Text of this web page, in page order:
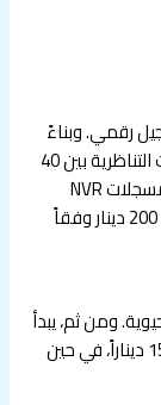
رقمي. وبناءً
عليه، تتراوح أسعار مسجلات الفيديو DVR للكاميرات التناظرية بين 40
و80 ديناراً حسب عدد القنوات وسعة التخزين. أما مسجلات NVR
للكاميرات الرقمية فتبدأ من 60 ديناراً وقد تصل إلى 200 دينار وفقاً
ومن ثم، يبدأ
سعر قرص HDD مخصص للتسجيل (1 تيرابايت) من 15 ديناراً، في حين